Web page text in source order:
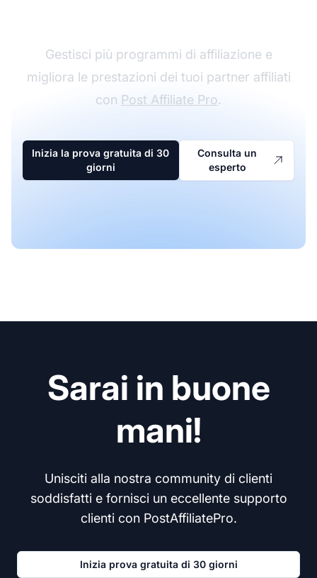
Gestisci più programmi di affiliazione e
migliora le prestazioni dei tuoi partner affiliati
con Post Affiliate Pro.
Inizia la prova gratuita di 30
giorni
Consulta un
esperto
Sarai in buone
mani!
Unisciti alla nostra community di clienti
soddisfatti e fornisci un eccellente supporto
clienti con PostAffiliatePro.
Inizia prova gratuita di 30 giorni